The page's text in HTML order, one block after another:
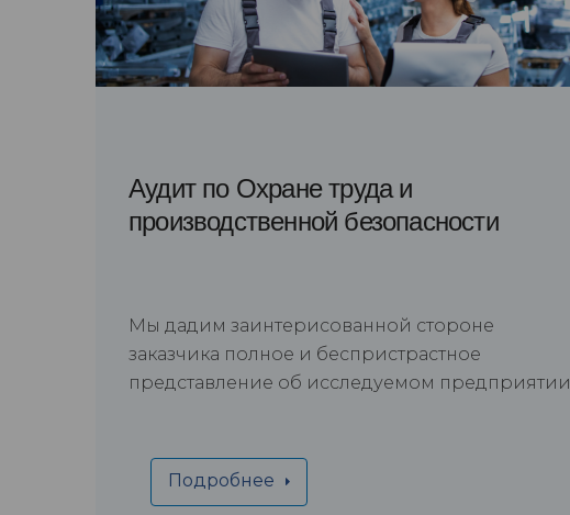
Аудит по Охране труда и
производственной безопасности
Мы дадим заинтерисованной стороне
заказчика полное и беспристрастное
представление об исследуемом предприятии
Подробнее